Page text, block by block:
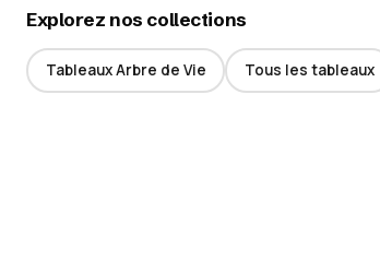
Explorez nos collections
Tableaux Arbre de Vie Tous les tableaux